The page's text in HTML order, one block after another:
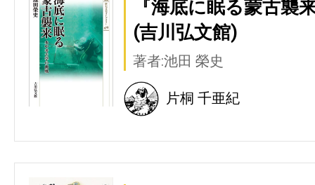
『海底に眠る蒙古襲
(吉川弘文館)
著者:池田 榮史
片桐 千亜紀